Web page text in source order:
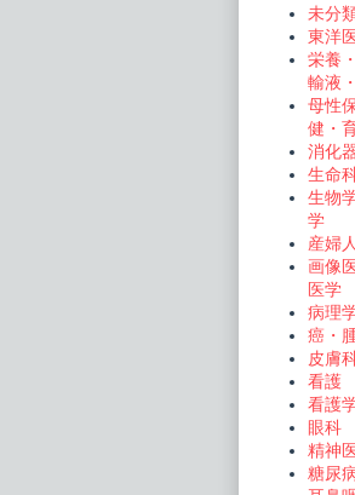
未分
東洋
栄養
輸液
母性
健・
消化
生命
生物
学
産婦
画像
医学
病理
癌・
皮膚
看護
看護
眼科
精神
糖尿